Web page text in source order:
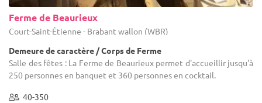
Ferme de Beaurieux
Court-Saint-Étienne - Brabant wallon (WBR)
Demeure de caractère / Corps de Ferme
Salle des fêtes : La Ferme de Beaurieux permet d'accueillir jusqu'à
250 personnes en banquet et 360 personnes en cocktail.
40-350